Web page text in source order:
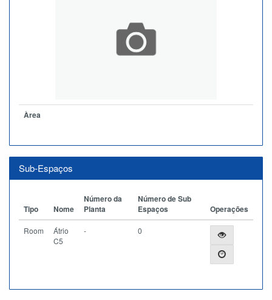
Àrea
Sub-Espaços
Tipo Nome
Número da
Planta
Número de Sub
Espaços
Operações
Room
Átrio
C5
- 0